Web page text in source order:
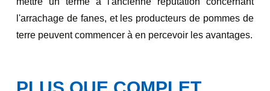
l'arrachage de fanes, et les producteurs de pommes de
terre peuvent commencer à en percevoir les avantages.